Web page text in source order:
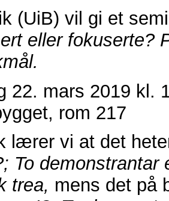
(UiB) vil gi et
eller fokuserte?
22. mars 2019 kl.
rom 217
lærer vi at det
To demonstrantar
trea, mens det på